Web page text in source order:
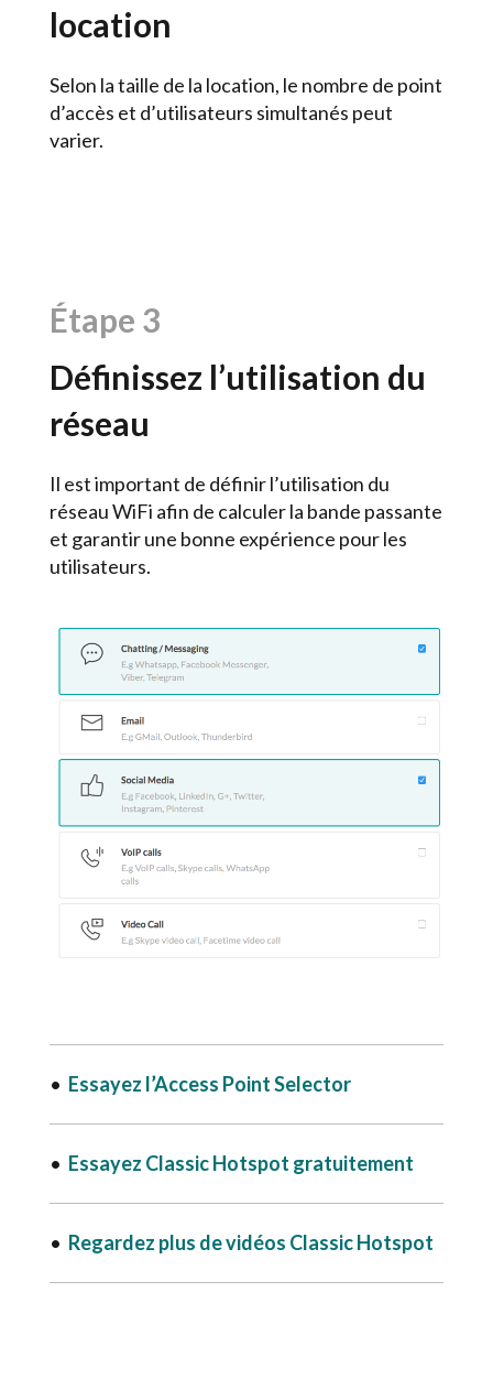
location
Selon la taille de la location, le nombre de point
d’accès et d’utilisateurs simultanés peut
varier.
Étape 3
Définissez l’utilisation du
réseau
Il est important de définir l’utilisation du
réseau WiFi afin de calculer la bande passante
et garantir une bonne expérience pour les
utilisateurs.
• Essayez l’Access Point Selector
• Essayez Classic Hotspot gratuitement
• Regardez plus de vidéos Classic Hotspot